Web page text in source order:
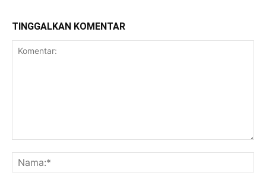
TINGGALKAN KOMENTAR